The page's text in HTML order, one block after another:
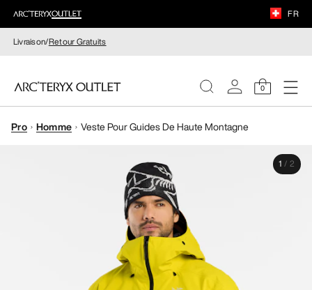
FR
Livraison/Retour Gratuits
0
FEMME
Pro Homme Veste Pour Guides De Haute Montagne
1 / 2